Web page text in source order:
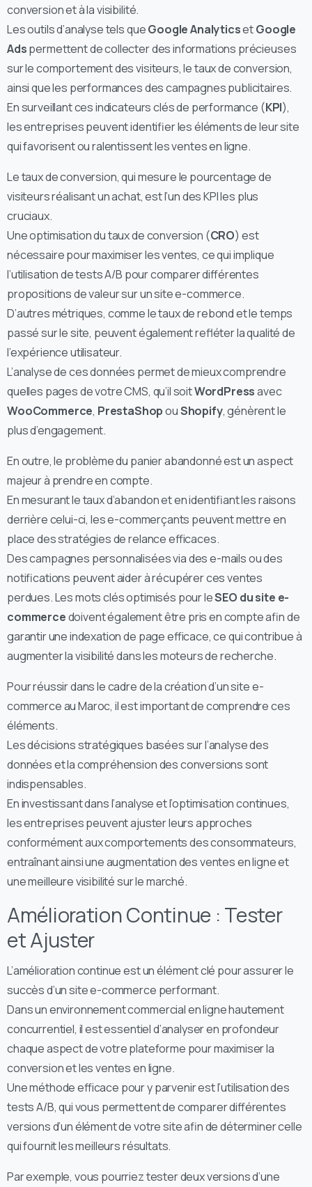
conversion et à la visibilité.
Les outils d’analyse tels queGoogle AnalyticsetGoogle
Adspermettent de collecter des informations précieuses
sur le comportement des visiteurs, le taux de conversion,
ainsi que les performances des campagnes publicitaires.
En surveillant ces indicateurs clés de performance (KPI),
les entreprises peuvent identifier les éléments de leur site
qui favorisent ou ralentissent les ventes en ligne.
Le taux de conversion, qui mesure le pourcentage de
visiteurs réalisant un achat, est l’un des KPI les plus
cruciaux.
Une optimisation du taux de conversion (CRO) est
nécessaire pour maximiser les ventes, ce qui implique
l’utilisation de tests A/B pour comparer différentes
propositions de valeur sur un site e-commerce.
D’autres métriques, comme le taux de rebond et le temps
passé sur le site, peuvent également refléter la qualité de
l’expérience utilisateur.
L’analyse de ces données permet de mieux comprendre
quelles pages de votre CMS, qu’il soitWordPressavec
WooCommerce, PrestaShopouShopify, génèrent le
plus d’engagement.
En outre, le problème du panier abandonné est un aspect
majeur à prendre en compte.
En mesurant le taux d’abandon et en identifiant les raisons
derrière celui-ci, les e-commerçants peuvent mettre en
place des stratégies de relance efficaces.
Des campagnes personnalisées via des e-mails ou des
notifications peuvent aider à récupérer ces ventes
perdues. Les mots clés optimisés pour leSEO du site e-
commercedoivent également être pris en compte afin de
garantir une indexation de page efficace, ce qui contribue à
augmenter la visibilité dans les moteurs de recherche.
Pour réussir dans le cadre de la création d’un site e-
commerce au Maroc, il est important de comprendre ces
éléments.
Les décisions stratégiques basées sur l’analyse des
données et la compréhension des conversions sont
indispensables.
En investissant dans l’analyse et l’optimisation continues,
les entreprises peuvent ajuster leurs approches
conformément aux comportements des consommateurs,
entraînant ainsi une augmentation des ventes en ligne et
une meilleure visibilité sur le marché.
Amélioration Continue : Tester
et Ajuster
L’amélioration continue est un élément clé pour assurer le
succès d’un site e-commerce performant.
Dans un environnement commercial en ligne hautement
concurrentiel, il est essentiel d’analyser en profondeur
chaque aspect de votre plateforme pour maximiser la
conversion et les ventes en ligne.
Une méthode efficace pour y parvenir est l’utilisation des
tests A/B, qui vous permettent de comparer différentes
versions d’un élément de votre site afin de déterminer celle
qui fournit les meilleurs résultats.
Par exemple, vous pourriez tester deux versions d’une